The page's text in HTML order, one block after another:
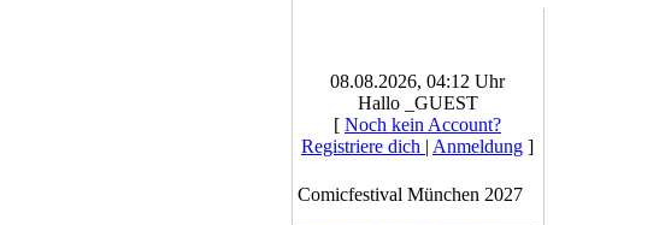
08.08.2026, 04:12 Uhr
Hallo _GUEST
[ Noch kein Account?
Registriere dich | Anmeldung ]
Comicfestival München 2027